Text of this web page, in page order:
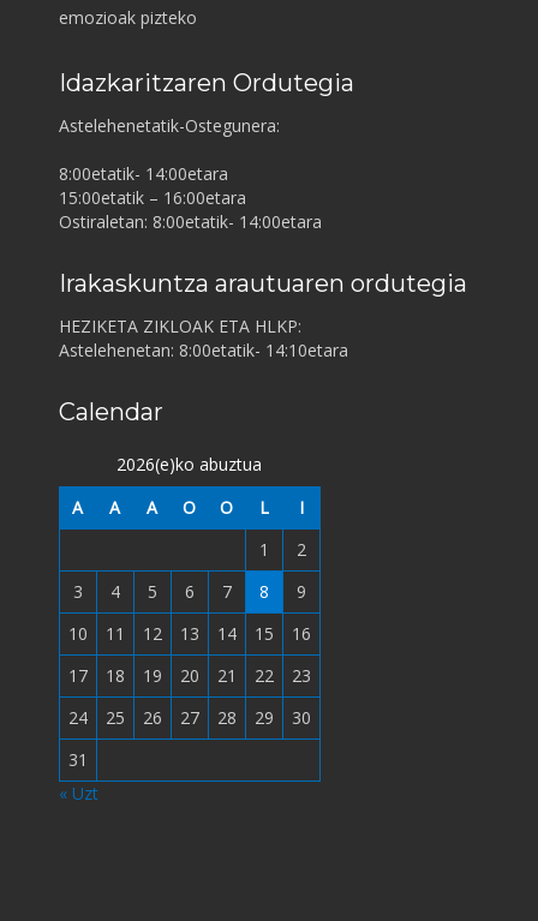
emozioak pizteko
Idazkaritzaren Ordutegia
Astelehenetatik-Ostegunera:
8:00etatik- 14:00etara
15:00etatik – 16:00etara
Ostiraletan: 8:00etatik- 14:00etara
Irakaskuntza arautuaren ordutegia
HEZIKETA ZIKLOAK ETA HLKP:
Astelehenetan: 8:00etatik- 14:10etara
Calendar
2026(e)ko abuztua
A
A A O O L
I
1
2
3
4 5 6 7 8
9
10
11 12 13 14 15
16
17
18 19 20 21 22
23
24
25 26 27 28 29
30
31
« Uzt